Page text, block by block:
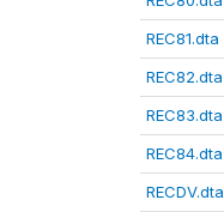
REC81.dta
REC82.dta
REC83.dta
REC84.dta
RECDV.dta